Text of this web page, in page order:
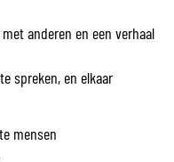
anderen en een verhaal
spreken, en elkaar
mensen